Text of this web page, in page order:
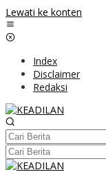
Lewati ke konten
Index
Disclaimer
Redaksi